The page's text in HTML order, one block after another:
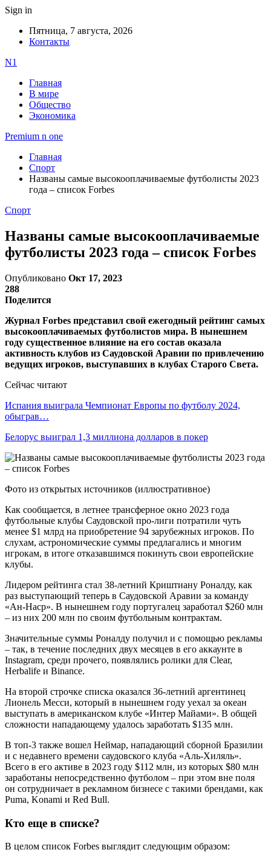
Sign in
Пятница, 7 августа, 2026
Контакты
N1
Главная
В мире
Общество
Экономика
Premium n one
Главная
Спорт
Названы самые высокооплачиваемые футболисты 2023
года – список Forbes
Спорт
Названы самые высокооплачиваемые
футболисты 2023 года – список Forbes
Опубликовано Окт 17, 2023
288
Поделится
Журнал Forbes представил свой ежегодный рейтинг самых
высокооплачиваемых футболистов мира. В нынешнем
году существенное влияние на его состав оказала
активность клубов из Саудовской Аравии по привлечению
ведущих игроков, выступавших в клубах Старого Света.
Сейчас читают
Испания выиграла Чемпионат Европы по футболу 2024,
обыграв…
Белорус выиграл 1,3 миллиона долларов в покер
Фото из открытых источников (иллюстративное)
Как сообщается, в летнее трансферное окно 2023 года
футбольные клубы Саудовской про-лиги потратили чуть
менее $1 млрд на приобретение 94 зарубежных игроков. По
слухам, астрономические суммы предлагались и многим
игрокам, в итоге отказавшимся покинуть свои европейские
клубы.
Лидером рейтинга стал 38-летний Криштиану Роналду, как
раз выступающий теперь в Саудовской Аравии за команду
«Ан-Наср». В нынешнем году португалец заработал $260 млн
– из них 200 млн по своим футбольным контрактам.
Значительные суммы Роналду получил и с помощью рекламы
– так, в течение последних двух месяцев в его аккаунте в
Instagram, среди прочего, появлялись ролики для Clear,
Herbalife и Binance.
На второй строчке списка оказался 36-летний аргентинец
Лионель Месси, который в нынешнем году уехал за океан
выступать в американском клубе «Интер Майами». В общей
сложности нападающему удалось заработать $135 млн.
В топ-3 также вошел Неймар, нападающий сборной Бразилии
и с недавнего времени саудовского клуба «Аль-Хиляль».
Всего в его активе в 2023 году $112 млн, из которых $80 млн
заработаны непосредственно футболом – при этом вне поля
он сотрудничает в рекламном бизнесе с такими брендами, как
Puma, Konami и Red Bull.
Кто еще в списке?
В целом список Forbes выглядит следующим образом: